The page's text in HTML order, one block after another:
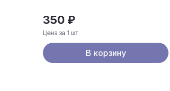
350 ₽
Цена за 1 шт
В корзину